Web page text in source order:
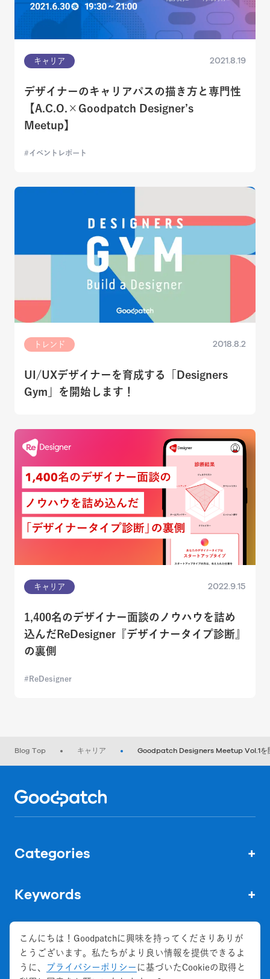
キャリア 2021.8.19
デザイナーのキャリアパスの描き方と専門性
【A.C.O.×Goodpatch Designer’s
Meetup】
イベントレポート
トレンド 2018.8.2
UI/UXデザイナーを育成する「Designers
Gym」を開始します！
キャリア 2022.9.15
1,400名のデザイナー面談のノウハウを詰め
込んだReDesigner『デザイナータイプ診断』
の裏側
ReDesigner
Blog Top キャリア Goodpatch Designers Meetup Vol.1を
Categories +
Keywords +
株式会社グッドパッチ
会社概要
こんにちは！Goodpatchに興味を持ってくださりありが
とうございます。私たちがより良い情報を提供できるよ
うに、
プライバシーポリシー に基づいたCookieの取得と